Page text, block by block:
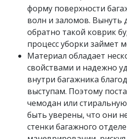
форму поверхности
волн и заломов. Вынуть
обратно такой коврик
процесс уборки займет
Материал обладает
свойствами и надежно
внутри багажника
выступам. Поэтому
чемодан или
быть уверены, что они
стенки багажного